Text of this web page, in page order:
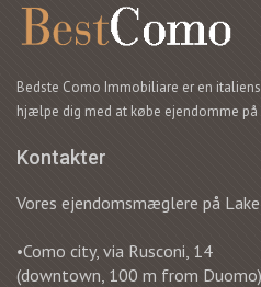
Bedste Como Immobiliare er en
hjælpe dig med at købe ejendomme
Kontakter
Vores ejendomsmæglere på
•Como city, via Rusconi, 14
(downtown, 100 m from Duomo)